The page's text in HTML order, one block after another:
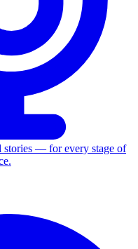
stories — for every stage of